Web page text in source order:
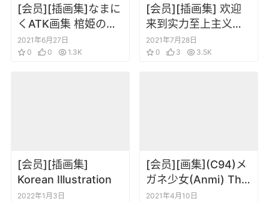
[会员][插画集]なまに
くATK画集 棺姫のチ
ャイカ 棺姬嘉依卡
2021年6月27日
0
0 1.3K
[会员][插画集] 欢迎
来到实力至上主义的
教室画集
2021年7月28日
0
3 3.5K
[会员][插画集]
Korean Illustration
2022年1月3日
[会员][画集](C94)メ
ガネ少女(Anmi) The
teabag catalogue小
2021年4月10日